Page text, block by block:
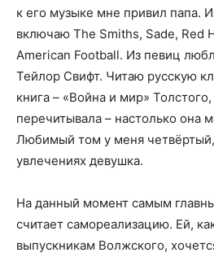
к его музыке мне привил папа.
включаю The Smiths, Sade, Red
American Football. Из певиц
Тейлор Свифт. Читаю русскую
книга – «Война и мир»
перечитывала – настолько она
Любимый том у меня четвёртый,
увлечениях девушка.
На данный момент самым
считает самореализацию. Ей,
выпускникам Волжского,